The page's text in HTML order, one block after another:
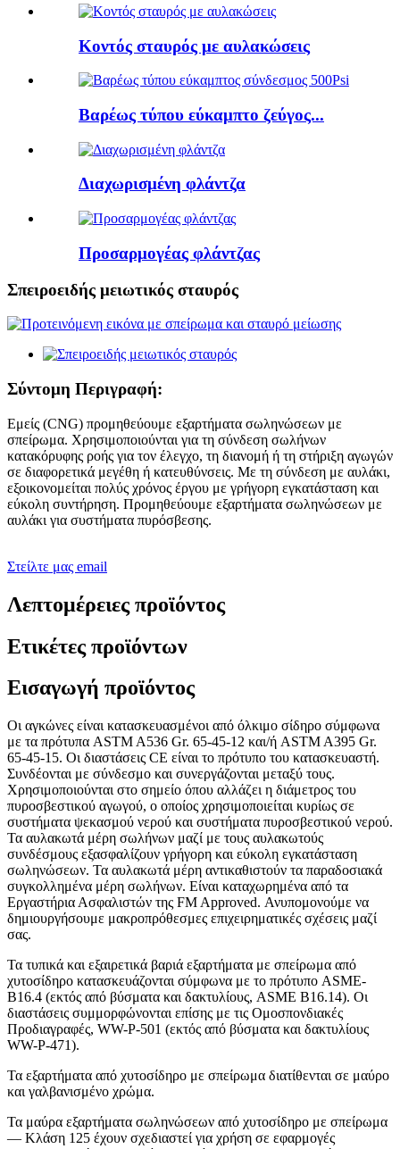
Κοντός σταυρός με αυλακώσεις
Βαρέως τύπου εύκαμπτο ζεύγος...
Διαχωρισμένη φλάντζα
Προσαρμογέας φλάντζας
Σπειροειδής μειωτικός σταυρός
Σύντομη Περιγραφή:
Εμείς (CNG) προμηθεύουμε εξαρτήματα σωληνώσεων με
σπείρωμα. Χρησιμοποιούνται για τη σύνδεση σωλήνων
κατακόρυφης ροής για τον έλεγχο, τη διανομή ή τη στήριξη αγωγών
σε διαφορετικά μεγέθη ή κατευθύνσεις. Με τη σύνδεση με αυλάκι,
εξοικονομείται πολύς χρόνος έργου με γρήγορη εγκατάσταση και
εύκολη συντήρηση. Προμηθεύουμε εξαρτήματα σωληνώσεων με
αυλάκι για συστήματα πυρόσβεσης.
Στείλτε μας email
Λεπτομέρειες προϊόντος
Ετικέτες προϊόντων
Εισαγωγή προϊόντος
Οι αγκώνες είναι κατασκευασμένοι από όλκιμο σίδηρο σύμφωνα
με τα πρότυπα ASTM A536 Gr. 65-45-12 και/ή ASTM A395 Gr.
65-45-15. Οι διαστάσεις CE είναι το πρότυπο του κατασκευαστή.
Συνδέονται με σύνδεσμο και συνεργάζονται μεταξύ τους.
Χρησιμοποιούνται στο σημείο όπου αλλάζει η διάμετρος του
πυροσβεστικού αγωγού, ο οποίος χρησιμοποιείται κυρίως σε
συστήματα ψεκασμού νερού και συστήματα πυροσβεστικού νερού.
Τα αυλακωτά μέρη σωλήνων μαζί με τους αυλακωτούς
συνδέσμους εξασφαλίζουν γρήγορη και εύκολη εγκατάσταση
σωληνώσεων. Τα αυλακωτά μέρη αντικαθιστούν τα παραδοσιακά
συγκολλημένα μέρη σωλήνων. Είναι καταχωρημένα από τα
Εργαστήρια Ασφαλιστών της FM Approved. Ανυπομονούμε να
δημιουργήσουμε μακροπρόθεσμες επιχειρηματικές σχέσεις μαζί
σας.
Τα τυπικά και εξαιρετικά βαριά εξαρτήματα με σπείρωμα από
χυτοσίδηρο κατασκευάζονται σύμφωνα με το πρότυπο ASME-
B16.4 (εκτός από βύσματα και δακτυλίους, ASME B16.14). Οι
διαστάσεις συμμορφώνονται επίσης με τις Ομοσπονδιακές
Προδιαγραφές, WW-P-501 (εκτός από βύσματα και δακτυλίους
WW-P-471).
Τα εξαρτήματα από χυτοσίδηρο με σπείρωμα διατίθενται σε μαύρο
και γαλβανισμένο χρώμα.
Τα μαύρα εξαρτήματα σωληνώσεων από χυτοσίδηρο με σπείρωμα
— Κλάση 125 έχουν σχεδιαστεί για χρήση σε εφαρμογές